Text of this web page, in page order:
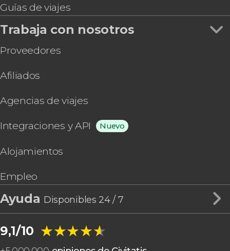
Guías de viajes
Trabaja con nosotros
Proveedores
Afiliados
Agencias de viajes
Integraciones y API Nuevo
Alojamientos
Empleo
Ayuda Disponibles 24 / 7
9,1/10 ★★★★★
★★★★★